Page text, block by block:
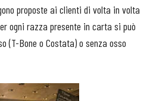
proposte ai clienti di volta in volta
ogni razza presente in carta si può
(T-Bone o Costata) o senza osso